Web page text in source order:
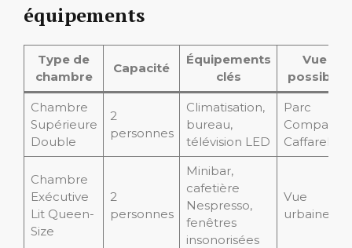
équipements
Type de
chambre
Capacité
Équipements
clés
Vue
possible
Chambre
Supérieure
Double
2
personnes
Climatisation,
bureau,
télévision LED
Parc
Compans-
Caffarelli
Chambre
Exécutive
Lit Queen-
Size
2
personnes
Minibar,
cafetière
Nespresso,
fenêtres
insonorisées
Vue
urbaine